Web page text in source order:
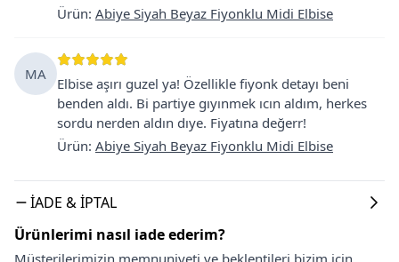
Ürün: Abiye Siyah Beyaz Fiyonklu Midi Elbise
MA
Elbise aşırı guzel ya! Özellikle fiyonk detayı beni
benden aldı. Bi partiye gıyınmek ıcın aldım, herkes
sordu nerden aldın dıye. Fiyatına değerr!
Ürün: Abiye Siyah Beyaz Fiyonklu Midi Elbise
İADE & İPTAL
Ürünlerimi nasıl iade ederim?
Müşterilerimizin memnuniyeti ve beklentileri bizim için